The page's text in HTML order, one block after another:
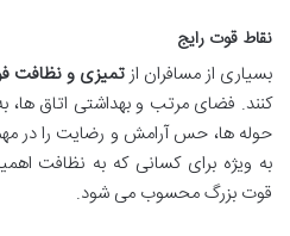
نقاط قوت رایج
بسیاری از مسافران ازتمیزی و نظافت
کنند. فضای مرتب و بهداشتی اتاق ها،
حوله ها، حس آرامش و رضایت را در
به ویژه برای کسانی که به نظافت
قوت بزرگ محسوب می شود.